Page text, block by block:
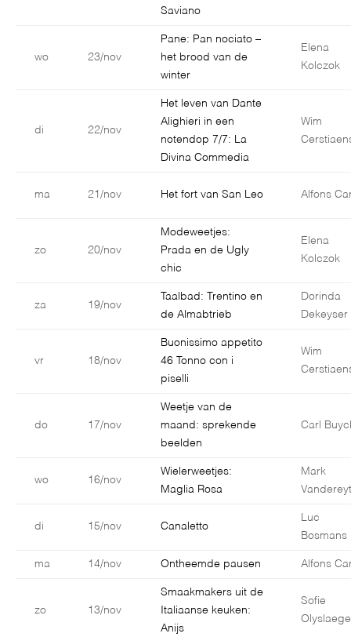
Saviano
wo 23/nov
Pane: Pan nociato –
het brood van de
winter
Elena
Kolczok
di 22/nov
Het leven van Dante
Alighieri in een
notendop 7/7: La
Divina Commedia
Wim
ma 21/nov Het fort van San Leo Alfons
zo 20/nov
Modeweetjes:
Prada en de Ugly
chic
Elena
Kolczok
za 19/nov
Taalbad: Trentino en
de Almabtrieb
Dorinda
Dekeyser
vr 18/nov
Buonissimo appetito
46 Tonno con i
piselli
Wim
do 17/nov
Weetje van de
maand: sprekende
beelden
Carl
wo 16/nov
Wielerweetjes:
Maglia Rosa
Mark
Vandereyt
di 15/nov Canaletto
Luc
Bosmans
ma 14/nov Ontheemde pausen Alfons
zo 13/nov
Smaakmakers uit de
Italiaanse keuken:
Anijs
Sofie